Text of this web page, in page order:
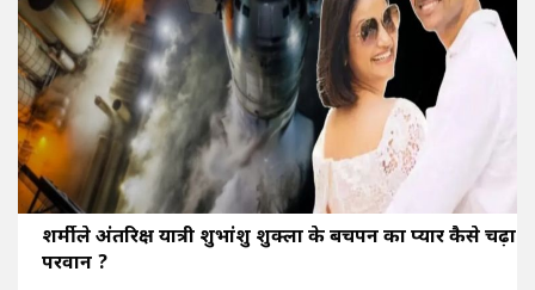
शर्मीले अंतरिक्ष यात्री शुभांशु शुक्ला के बचपन का प्यार कैसे चढ़ा
परवान ?